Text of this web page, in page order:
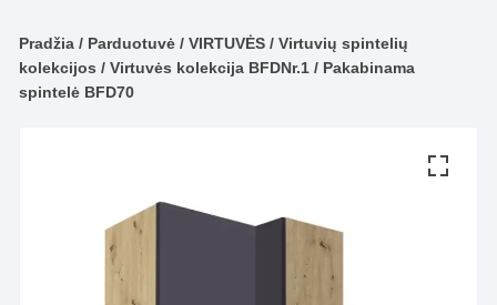
Pradžia / Parduotuvė /VIRTUVĖS /Virtuvių spintelių
kolekcijos /Virtuvės kolekcija BFDNr.1 / Pakabinama
spintelė BFD70